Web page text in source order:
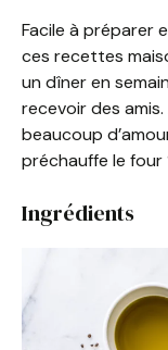
Facile à préparer
ces recettes
un dîner en
recevoir des
beaucoup
préchauffe le four
Ingrédients